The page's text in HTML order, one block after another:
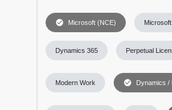
check_circle Microsoft (NCE)
Modern Work check_circle Dynamics /
Dynamics 365 Perpetual